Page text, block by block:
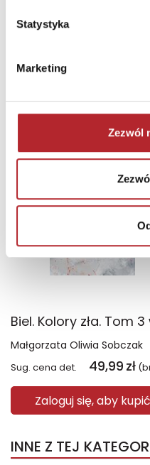
Statystyka
Marketing
Zezwól
Sug. cena det.
NAJCZĘŚCIEJ
Wyłączność
Małgorzata Oliwia Sobczak
Sug. cena det. 49,99 zł
Zaloguj się, aby kupić
INNE Z TEJ